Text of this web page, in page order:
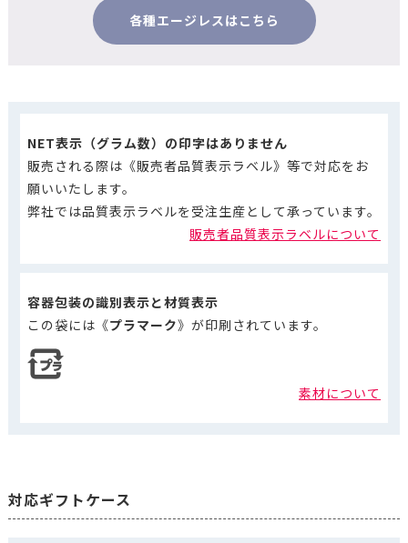
各種エージレスはこちら
NET表示（グラム数）の印字はありません
販売される際は《販売者品質表示ラベル》等で対応をお
願いいたします。
弊社では品質表示ラベルを受注生産として承っています。
販売者品質表示ラベルについて
容器包装の識別表示と材質表示
この袋には《プラマーク》が印刷されています。
素材について
対応ギフトケース